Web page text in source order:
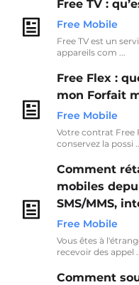
Free TV :
Free Mobile
Free TV est un
appareils com ...
Free Flex :
mon Forfait
Free Mobile
Votre contrat Free
conservez la possi
Comment
mobiles
SMS/MMS,
Free Mobile
Vous êtes à
recevoir des appel
Comment